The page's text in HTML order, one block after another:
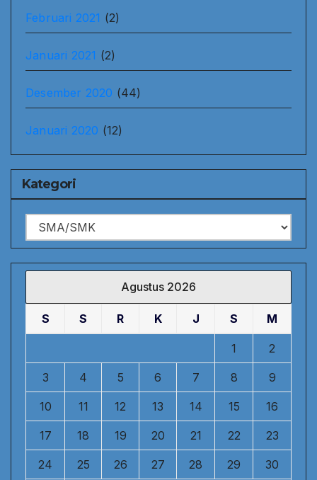
Februari 2021 (2)
Januari 2021 (2)
Desember 2020 (44)
Januari 2020 (12)
Kategori
Kategori
Agustus 2026
S S R K J S M
1 2
3 4 5 6 7 8 9
10 11 12 13 14 15 16
17 18 19 20 21 22 23
24 25 26 27 28 29 30